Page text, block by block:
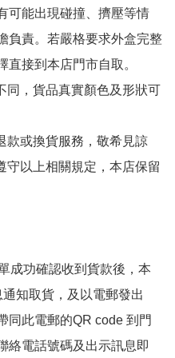
可能出現碰撞、擠壓等情
負責。若嚴格要求外盒完整
接到本店門市自取。
同，貨品真實顏色及形狀可
款或換貨服務，敬希見諒
守以上相關規定，本店保留
成功確認收到貨款後，本
知取貨，及以電郵發出
同此電郵的QR code 到門
絡電話號碼及出示訊息即